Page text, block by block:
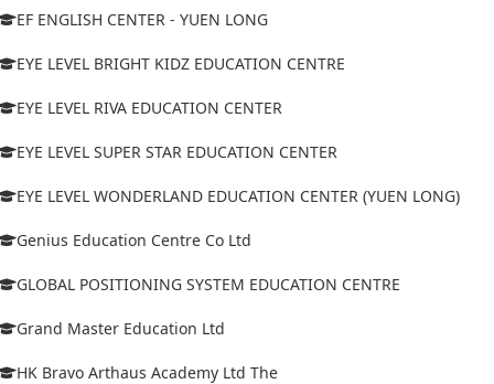
EF ENGLISH CENTER - YUEN LONG
EYE LEVEL BRIGHT KIDZ EDUCATION CENTRE
EYE LEVEL RIVA EDUCATION CENTER
EYE LEVEL SUPER STAR EDUCATION CENTER
EYE LEVEL WONDERLAND EDUCATION CENTER (YUEN LONG)
Genius Education Centre Co Ltd
GLOBAL POSITIONING SYSTEM EDUCATION CENTRE
Grand Master Education Ltd
HK Bravo Arthaus Academy Ltd The